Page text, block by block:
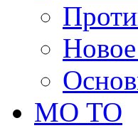
Новое
МО ТО